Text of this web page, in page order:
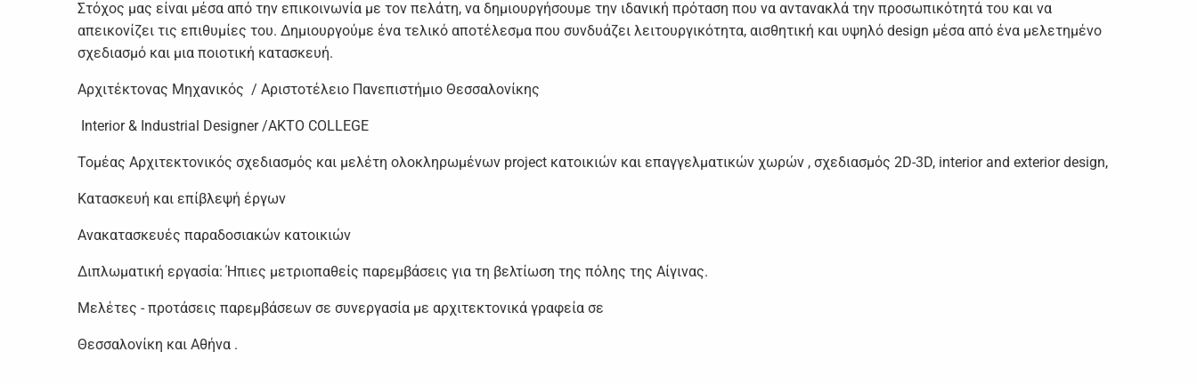
Στόχος μας είναι μέσα από την επικοινωνία με τον πελάτη, να δημιουργήσουμε την ιδανική πρόταση που να αντανακλά την προσωπικότητά του και να
απεικονίζει τις επιθυμίες του. Δημιουργούμε ένα τελικό αποτέλεσμα που συνδυάζει λειτουργικότητα, αισθητική και υψηλό design μέσα από ένα μελετημένο
σχεδιασμό και μια ποιοτική κατασκευή.
Αρχιτέκτονας Μηχανικός / Αριστοτέλειο Πανεπιστήμιο Θεσσαλονίκης
Interior & Industrial Designer /AKTO COLLEGE
Τομέας Αρχιτεκτονικός σχεδιασμός και μελέτη ολοκληρωμένων project κατοικιών και επαγγελματικών χωρών , σχεδιασμός 2D-3D, interior and exterior design,
Κατασκευή και επίβλεψή έργων
Ανακατασκευές παραδοσιακών κατοικιών
Διπλωματική εργασία: Ήπιες μετριοπαθείς παρεμβάσεις για τη βελτίωση της πόλης της Αίγινας.
Μελέτες - προτάσεις παρεμβάσεων σε συνεργασία με αρχιτεκτονικά γραφεία σε
Θεσσαλονίκη και Αθήνα .